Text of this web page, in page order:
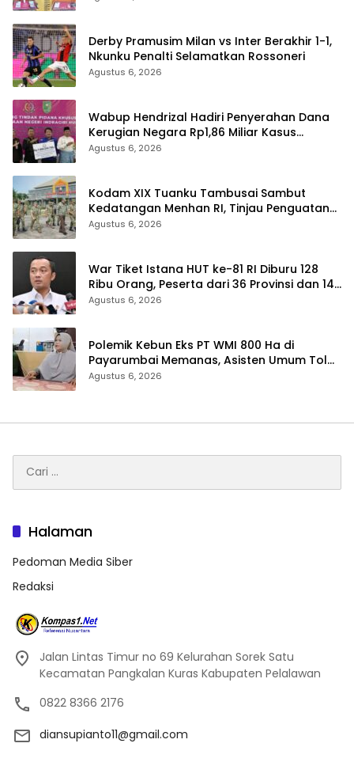
Derby Pramusim Milan vs Inter Berakhir 1-1,
Nkunku Penalti Selamatkan Rossoneri
Agustus 6, 2026
Wabup Hendrizal Hadiri Penyerahan Dana
Kerugian Negara Rp1,86 Miliar Kasus
Korupsi BPR Indra Arta
Agustus 6, 2026
Kodam XIX Tuanku Tambusai Sambut
Kedatangan Menhan RI, Tinjau Penguatan
Yonif TP di Bengkalis dan Kampar
Agustus 6, 2026
War Tiket Istana HUT ke-81 RI Diburu 128
Ribu Orang, Peserta dari 36 Provinsi dan 14
Negara
Agustus 6, 2026
Polemik Kebun Eks PT WMI 800 Ha di
Payarumbai Memanas, Asisten Umum Tolak
Dikelola Agrinas dan Tantang Presiden
Agustus 6, 2026
untuk:
Halaman
Pedoman Media Siber
Redaksi
Jalan Lintas Timur no 69 Kelurahan Sorek Satu
Kecamatan Pangkalan Kuras Kabupaten Pelalawan
0822 8366 2176
diansupianto11@gmail.com